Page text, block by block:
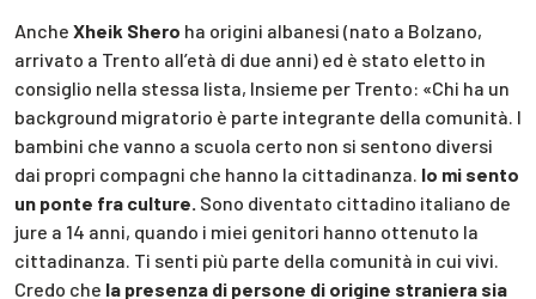
Anche Xheik Shero ha origini albanesi (nato a Bolzano,
arrivato a Trento all’età di due anni) ed è stato eletto in
consiglio nella stessa lista, Insieme per Trento: «Chi ha un
background migratorio è parte integrante della comunità. I
bambini che vanno a scuola certo non si sentono diversi
dai propri compagni che hanno la cittadinanza. Io mi sento
un ponte fra culture. Sono diventato cittadino italiano de
jure a 14 anni, quando i miei genitori hanno ottenuto la
cittadinanza. Ti senti più parte della comunità in cui vivi.
Credo che la presenza di persone di origine straniera sia